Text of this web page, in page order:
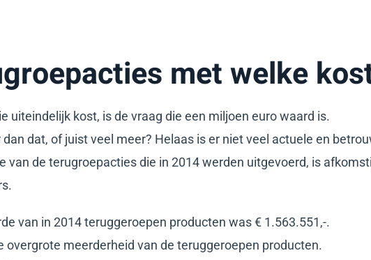
met welke
uiteindelijk kost, is de vraag die een miljoen euro waard is.
dat, of juist veel meer? Helaas is er niet veel actuele en
van de terugroepacties die in 2014 werden uitgevoerd, is
van in 2014 teruggeroepen producten was € 1.563.551,-.
overgrote meerderheid van de teruggeroepen producten.